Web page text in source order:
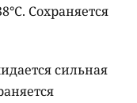
Сохраняется
сильная